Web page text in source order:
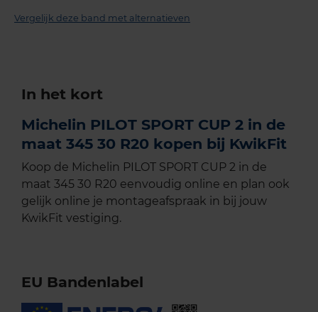
Vergelijk deze band met alternatieven
In het kort
Michelin PILOT SPORT CUP 2 in de
maat 345 30 R20 kopen bij KwikFit
Koop de Michelin PILOT SPORT CUP 2 in de
maat 345 30 R20 eenvoudig online en plan ook
gelijk online je montageafspraak in bij jouw
KwikFit vestiging.
EU Bandenlabel